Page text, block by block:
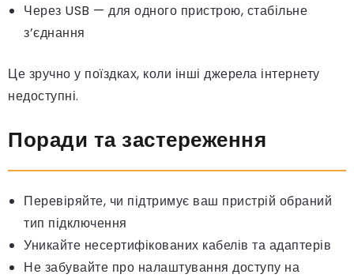
Через USB — для одного пристрою, стабільне
з’єднання
Це зручно у поїздках, коли інші джерела інтернету
недоступні.
Поради та застереження
Перевіряйте, чи підтримує ваш пристрій обраний
тип підключення
Уникайте несертифікованих кабелів та адаптерів
Не забувайте про налаштування доступу на